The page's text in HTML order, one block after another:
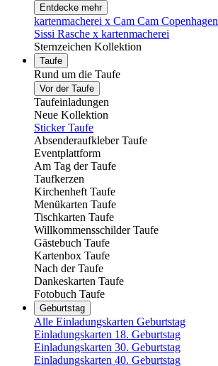
Entdecke mehr
kartenmacherei x Cam Cam Copenhagen
Sissi Rasche x kartenmacherei
Sternzeichen Kollektion
Taufe
Rund um die Taufe
Vor der Taufe
Taufeinladungen
Neue Kollektion
Sticker Taufe
Absenderaufkleber Taufe
Eventplattform
Am Tag der Taufe
Taufkerzen
Kirchenheft Taufe
Menükarten Taufe
Tischkarten Taufe
Willkommensschilder Taufe
Gästebuch Taufe
Kartenbox Taufe
Nach der Taufe
Dankeskarten Taufe
Fotobuch Taufe
Geburtstag
Alle Einladungskarten Geburtstag
Einladungskarten 18. Geburtstag
Einladungskarten 30. Geburtstag
Einladungskarten 40. Geburtstag